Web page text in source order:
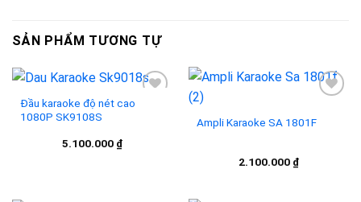
SẢN PHẨM TƯƠNG TỰ
Đầu karaoke độ nét cao
1080P SK9108S
5.100.000 ₫
Ampli Karaoke SA 1801F
2.100.000 ₫